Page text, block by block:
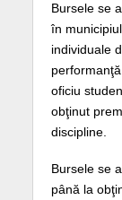
Bursele se
în
individuale
oficiu
obţinut
discipline.
Bursele se
până la